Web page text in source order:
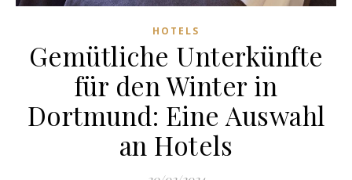
HOTELS
Gemütliche Unterkünfte
für den Winter in
Dortmund: Eine Auswahl
an Hotels